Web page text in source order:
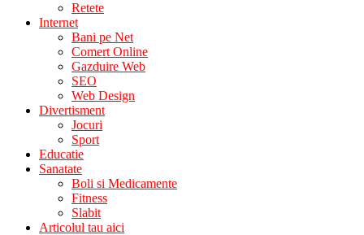
Retete
Internet
Bani pe Net
Comert Online
Gazduire Web
SEO
Web Design
Divertisment
Jocuri
Sport
Educatie
Sanatate
Boli si Medicamente
Fitness
Slabit
Articolul tau aici